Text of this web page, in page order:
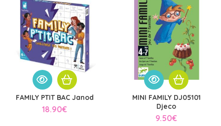
FAMILY PTIT BAC Janod
18.90€
MINI FAMILY DJ05101
Djeco
9.50€